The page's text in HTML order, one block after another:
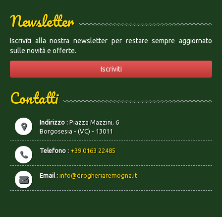
Newsletter
Iscriviti alla nostra newsletter per restare sempre aggiornato
sulle novità e offerte.
Iscriviti
Contatti
Indirizzo :Piazza Mazzini, 6
Borgosesia - (VC) - 13011
Telefono : +39 0163 22485
Email :info@drogheriaremogna.it